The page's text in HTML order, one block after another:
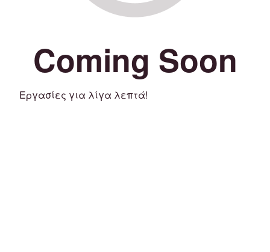
Coming Soon
Εργασίες για λίγα λεπτά!